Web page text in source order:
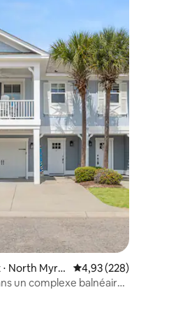
de 157 commentaires : 4,96 sur 5
North Myrtl
Évaluation moyenne
4,93 (228)
un complexe balnéaire